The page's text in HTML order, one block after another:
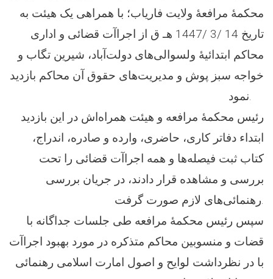
محكمۀ مرافعۀ ولايت فارياب؛ با همراهی يک هیئت به
تاریخ 14 /3 /1447 هـ ق از اجراآت قضائی و اداری
محاکم ابتدائیۀ ولسوالی‌های دولت‌آباد، شیرین تگاب و
خواجه سبز پوش و مدیریت‌های حقوق‌ آن محاکم بازديد
نمود.
رئیس محکمۀ مرافعه و هیئت همراه‌اش در این بازدید
ابتداء دفاتر کاری، حاضری، وارده و صادره، اندراج،
کتاب ثبت فیصله‌ها و همه اجراآت قضائی را تحت
بررسی و مشاهده قرار دادند، در جریان بررسی
رهنمائی‌های لازم صورت گرفت.
قضات و منسوبین محاكم متذکره در مورد بهبود اجراآت
با در نظرداشت لوایح و اصول امارت اسلامی رهنمائی